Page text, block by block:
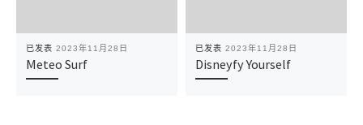
已发表 2023年11月28日
Meteo Surf
已发表 2023年11月28日
Disneyfy Yourself